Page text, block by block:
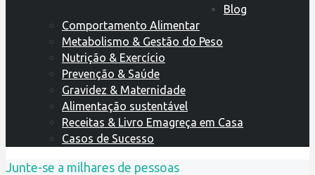
Blog
Comportamento Alimentar
Metabolismo & Gestão do Peso
Nutrição & Exercício
Prevenção & Saúde
Gravidez & Maternidade
Alimentação sustentável
Receitas & Livro Emagreça em Casa
Casos de Sucesso
Junte-se a milhares de pessoas